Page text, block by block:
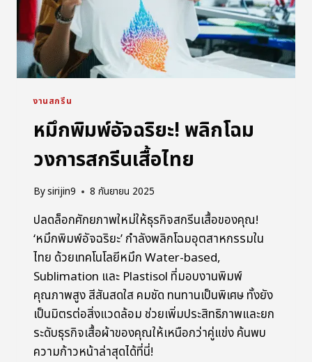
งานสกรีน
หมึกพิมพ์อัจฉริยะ! พลิกโฉม
วงการสกรีนเสื้อไทย
Bysirijin9 8 กันยายน 2025
ปลดล็อกศักยภาพใหม่ให้ธุรกิจสกรีนเสื้อของคุณ!
‘หมึกพิมพ์อัจฉริยะ’ กำลังพลิกโฉมอุตสาหกรรมใน
ไทย ด้วยเทคโนโลยีหมึก Water-based,
Sublimation และ Plastisol ที่มอบงานพิมพ์
คุณภาพสูง สีสันสดใส คมชัด ทนทานเป็นพิเศษ ทั้งยัง
เป็นมิตรต่อสิ่งแวดล้อม ช่วยเพิ่มประสิทธิภาพและยก
ระดับธุรกิจเสื้อผ้าของคุณให้เหนือกว่าคู่แข่ง ค้นพบ
ความก้าวหน้าล่าสุดได้ที่นี่!